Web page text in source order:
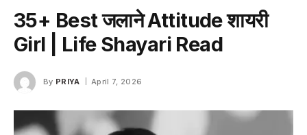
35+ Best जलाने Attitude शायरी
Girl | Life Shayari Read
By PRIYA April 7, 2026